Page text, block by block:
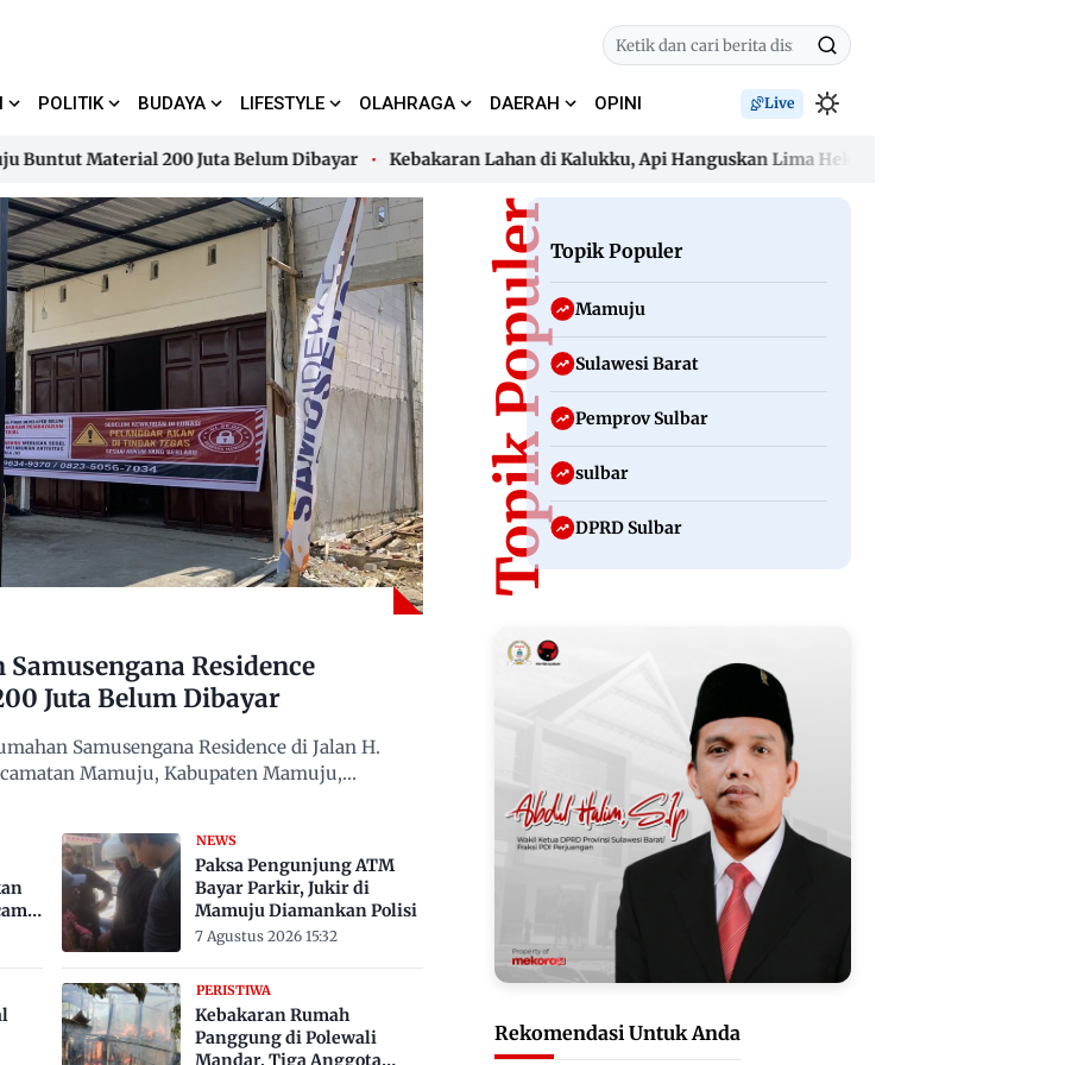
POLITIK BUDAYA LIFESTYLE OLAHRAGA DAERAH OPINI Live
Material 200 Juta Belum Dibayar Kebakaran Lahan di Kalukku, Api Hanguskan Lima Hektare dan Ancam Permukiman
Material 200 Juta Belum Dibayar Kebakaran Lahan di Kalukku, Api Hanguskan Lima Hektare dan Ancam Permukiman
Residence
Juta Belum Dibayar
Samusengana Residence di Jalan H.
Mamuju, Kabupaten Mamuju,
NEWS
Paksa Pengunjung ATM
Bayar Parkir, Jukir di
Mamuju Diamankan Polisi
7 Agustus 2026 15:32
PERISTIWA
Kebakaran Rumah
Panggung di Polewali
Mandar, Tiga Anggota
Topik PopulerTopik Populer
Mamuju
Sulawesi Barat
Pemprov Sulbar
sulbar
DPRD Sulbar
Rekomendasi Untuk Anda